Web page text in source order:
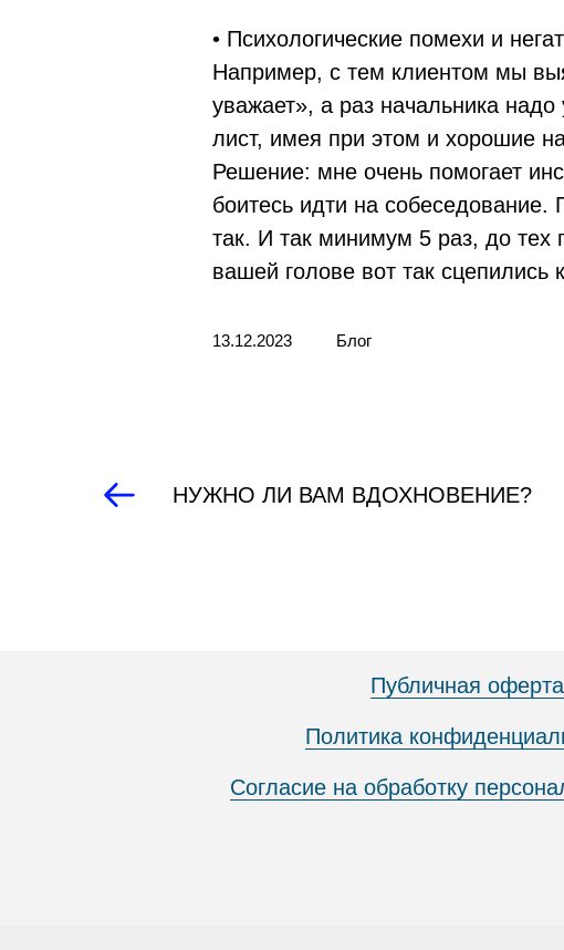
• Психологические помехи и
Например, с тем клиентом мы
уважает», а раз начальника
лист, имея при этом и хорошие
Решение: мне очень помогает
боитесь идти на собеседование.
так. И так минимум 5 раз, до тех
вашей голове вот так сцепились
13.12.2023 Блог
НУЖНО ЛИ ВАМ ВДОХНОВЕНИЕ?
Публичная оферта
Политика
Согласие на обработку